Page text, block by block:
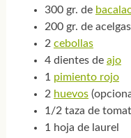
300 gr. de
200 gr. de
2 cebollas
4 dientes de ajo
1 pimiento rojo
2 huevos
1/2 taza de
1 hoja de laurel